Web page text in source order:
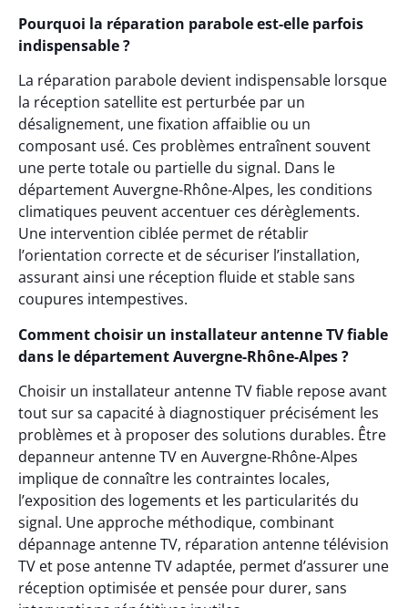
Pourquoi la réparation parabole est-elle parfois
indispensable ?
La réparation parabole devient indispensable lorsque
la réception satellite est perturbée par un
désalignement, une fixation affaiblie ou un
composant usé. Ces problèmes entraînent souvent
une perte totale ou partielle du signal. Dans le
département Auvergne-Rhône-Alpes, les conditions
climatiques peuvent accentuer ces dérèglements.
Une intervention ciblée permet de rétablir
l’orientation correcte et de sécuriser l’installation,
assurant ainsi une réception fluide et stable sans
coupures intempestives.
Comment choisir un installateur antenne TV fiable
dans le département Auvergne-Rhône-Alpes ?
Choisir un installateur antenne TV fiable repose avant
tout sur sa capacité à diagnostiquer précisément les
problèmes et à proposer des solutions durables. Être
depanneur antenne TV en Auvergne-Rhône-Alpes
implique de connaître les contraintes locales,
l’exposition des logements et les particularités du
signal. Une approche méthodique, combinant
dépannage antenne TV, réparation antenne télévision
TV et pose antenne TV adaptée, permet d’assurer une
réception optimisée et pensée pour durer, sans